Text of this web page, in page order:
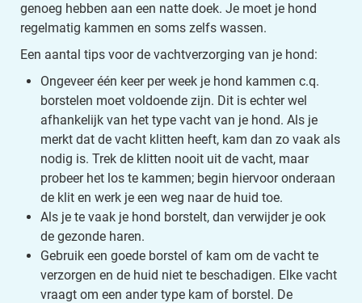
genoeg hebben aan een natte doek. Je moet je hond
regelmatig kammen en soms zelfs wassen.
Een aantal tips voor de vachtverzorging van je hond:
Ongeveer één keer per week je hond kammen c.q.
borstelen moet voldoende zijn. Dit is echter wel
afhankelijk van het type vacht van je hond. Als je
merkt dat de vacht klitten heeft, kam dan zo vaak als
nodig is. Trek de klitten nooit uit de vacht, maar
probeer het los te kammen; begin hiervoor onderaan
de klit en werk je een weg naar de huid toe.
Als je te vaak je hond borstelt, dan verwijder je ook
de gezonde haren.
Gebruik een goede borstel of kam om de vacht te
verzorgen en de huid niet te beschadigen. Elke vacht
vraagt om een ander type kam of borstel. De